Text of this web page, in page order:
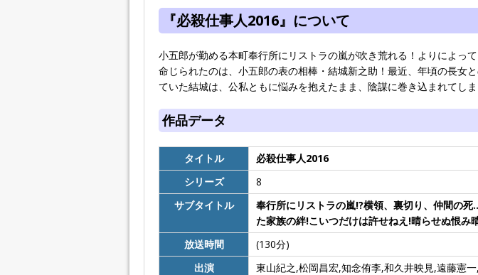
『必殺仕事人2016』について
小五郎が勤める本町奉行所にリストラの嵐が吹き荒れる！よりによっ
命じられたのは、小五郎の表の相棒・結城新之助！最近、年頃の長女
ていた結城は、公私ともに悩みを抱えたまま、陰謀に巻き込まれてし
作品データ
タイトル
必殺仕事人2016
シリーズ
8
サブタイトル
奉行所にリストラの嵐!?横領、裏切り、仲間の
た家族の絆!こいつだけは許せねえ!晴らせぬ恨み
放送時間
(130分)
出演
東山紀之,松岡昌宏,知念侑李,和久井映見,遠藤憲